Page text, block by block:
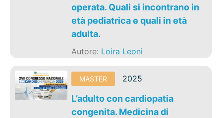
operata. Quali si incontrano in
età pediatrica e quali in età
adulta.
Autore: Loira Leoni
MASTER 2025
L’adulto con cardiopatia
congenita. Medicina di